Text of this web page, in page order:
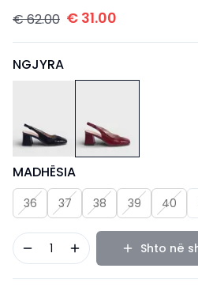
€62.00 € 31.00
NGJYRA
MADHËSIA
36 37 38 39 40
1 Shto në